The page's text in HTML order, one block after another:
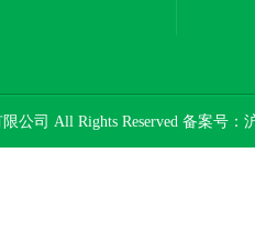
公司 All Rights Reserved 备案号：